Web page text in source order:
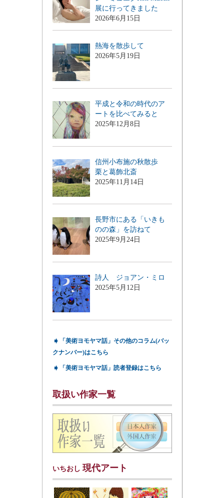
展に行ってきました
2026年6月15日
熱海を散歩して
2026年5月19日
平成と令和の時代のア
ートを比べてみると
2025年12月8日
信州小布施の秋散歩
栗と葛飾北斎
2025年11月14日
長野市にある「いきも
のの森」を訪ねて
2025年9月24日
詩人 ジョアン・ミロ
2025年5月12日
➧
「美術ヨモヤマ話」その他のコラム(バッ
クナンバー)はこちら
➧ 「美術ヨモヤマ話」読者登録はこちら
取扱い作家一覧
いちおし 現代アート